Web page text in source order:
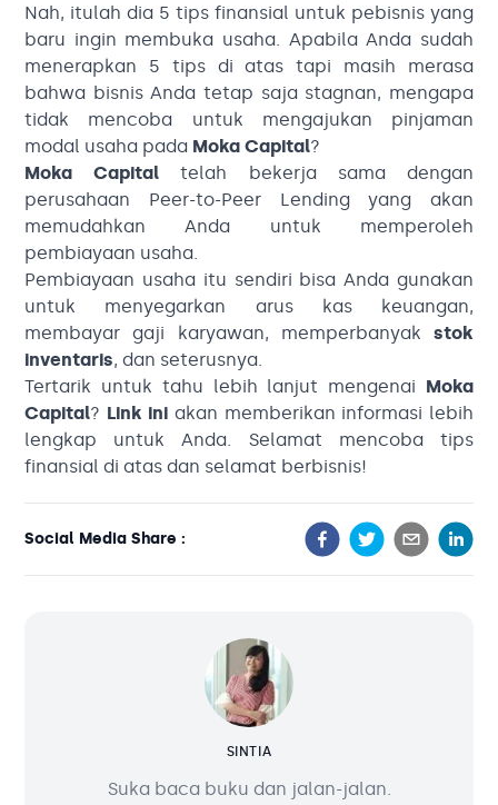
Nah, itulah dia 5 tips finansial untuk pebisnis yang
baru ingin membuka usaha. Apabila Anda sudah
menerapkan 5 tips di atas tapi masih merasa
bahwa bisnis Anda tetap saja stagnan, mengapa
tidak mencoba untuk mengajukan pinjaman
modal usaha pada Moka Capital?
Moka Capital telah bekerja sama dengan
perusahaan Peer-to-Peer Lending yang akan
memudahkan Anda untuk memperoleh
pembiayaan usaha.
Pembiayaan usaha itu sendiri bisa Anda gunakan
untuk menyegarkan arus kas keuangan,
membayar gaji karyawan, memperbanyak stok
inventaris, dan seterusnya.
Tertarik untuk tahu lebih lanjut mengenai Moka
Capital? Link ini akan memberikan informasi lebih
lengkap untuk Anda. Selamat mencoba tips
finansial di atas dan selamat berbisnis!
Social Media Share :
SINTIA
Suka baca buku dan jalan-jalan.